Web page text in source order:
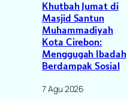
Khutbah Jumat di
Masjid Santun
Muhammadiyah
Kota Cirebon:
Menggugah Ibadah
Berdampak Sosial
7 Agu 2026